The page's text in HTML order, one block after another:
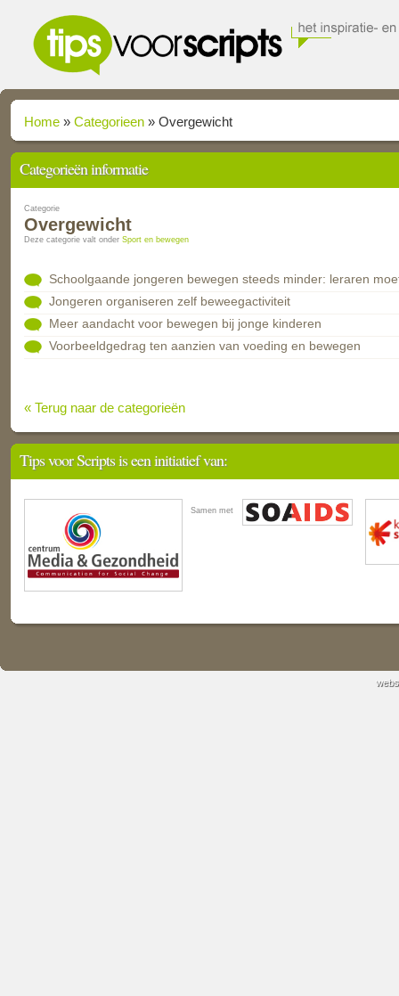
Home » Categorieen » Overgewicht
Categorieën informatie
Categorie
Overgewicht
Deze categorie valt onder Sport en bewegen
Schoolgaande jongeren bewegen steeds minder: leraren
Jongeren organiseren zelf beweegactiviteit
Meer aandacht voor bewegen bij jonge kinderen
Voorbeeldgedrag ten aanzien van voeding en bewegen
« Terug naar de categorieën
Tips voor Scripts is een initiatief van:
Samen met